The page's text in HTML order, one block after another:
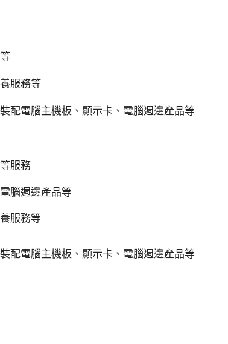
服務等
裝配電腦主機板、顯示卡、電腦週邊產品等
服務
腦週邊產品等
服務等
裝配電腦主機板、顯示卡、電腦週邊產品等